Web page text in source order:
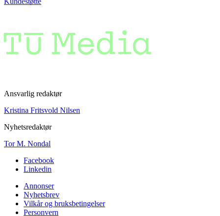
Ansvarlig redaktør
Kristina Fritsvold Nilsen
Nyhetsredaktør
Tor M. Nondal
Facebook
Linkedin
Annonser
Nyhetsbrev
Vilkår og bruksbetingelser
Personvern